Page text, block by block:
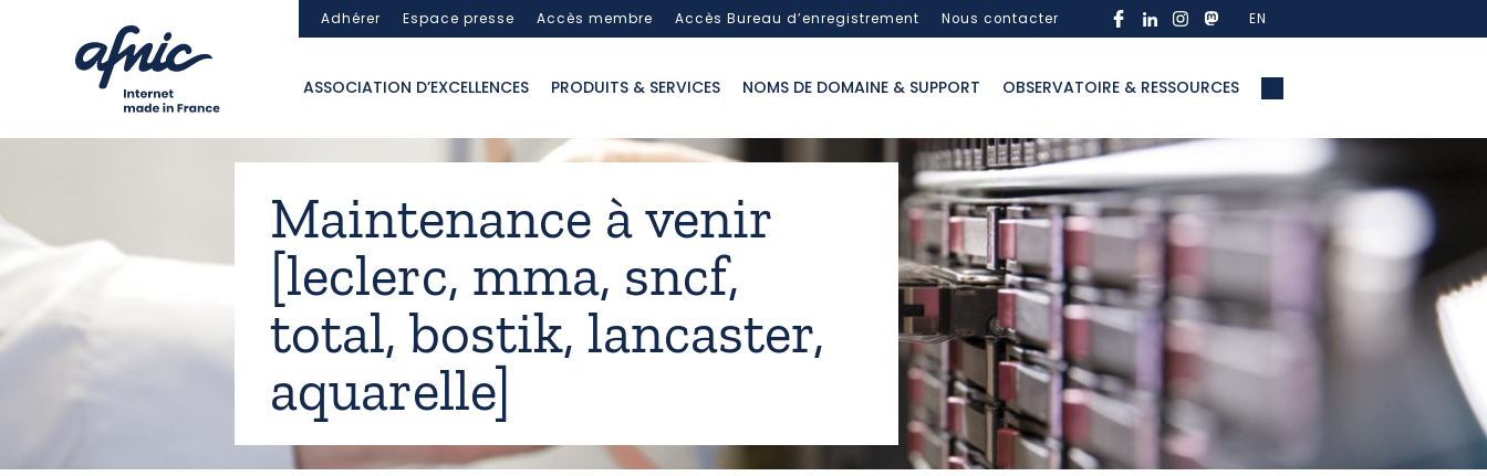
Adhérer Espace presse Accès membre Accès Bureau d’enregistrement Nous contacter EN
ASSOCIATION D’EXCELLENCES PRODUITS & SERVICES NOMS DE DOMAINE & SUPPORT OBSERVATOIRE & RESSOURCES
Maintenance à venir
[leclerc, mma, sncf,
total, bostik, lancaster,
aquarelle]